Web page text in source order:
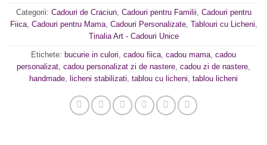
Categorii: Cadouri de Craciun, Cadouri pentru Familii Cadouri pentru
Fiica, Cadouri pentru Mama, Cadouri Personalizate, Tablouri cu Licheni
Tinalia Art - Cadouri Unice
Etichete: bucurie in culori cadou fiica cadou mama cadou
personalizat cadou personalizat zi de nastere cadou zi de nastere
handmade
licheni stabilizati tablou cu licheni tablou licheni